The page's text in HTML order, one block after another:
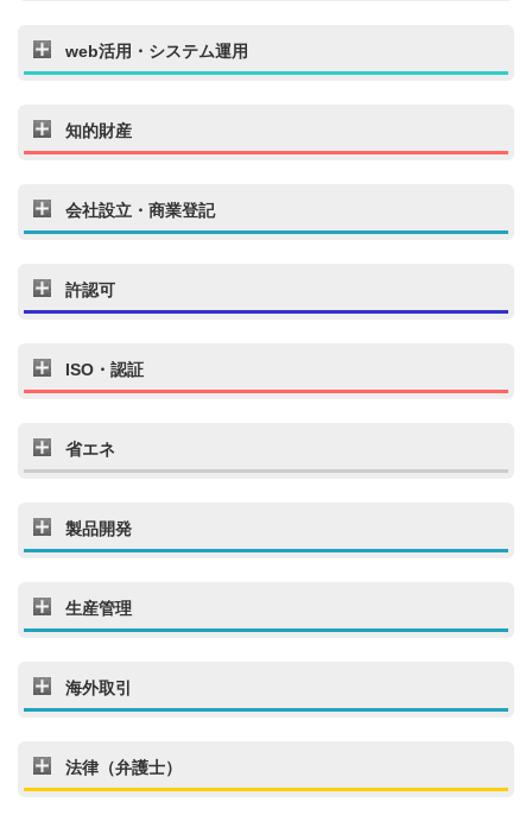
web活用・システム運用
知的財産
会社設立・商業登記
許認可
ISO・認証
省エネ
製品開発
生産管理
海外取引
法律（弁護士）